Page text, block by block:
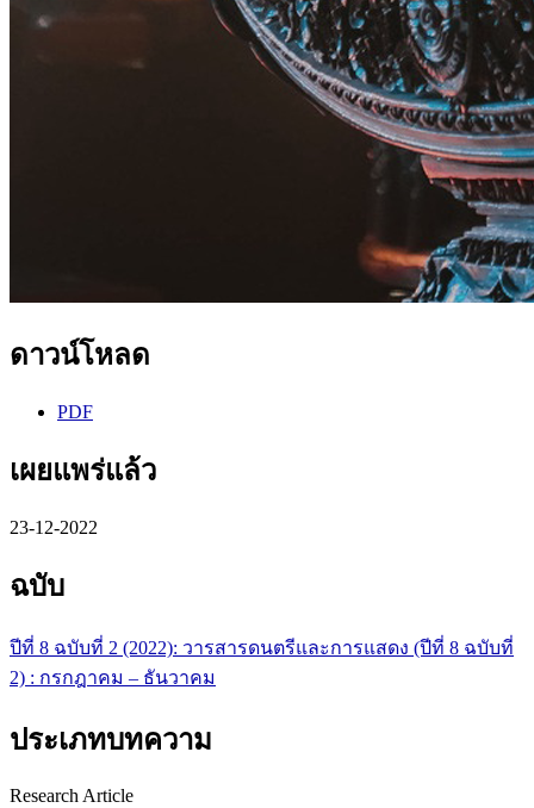
ดาวน์โหลด
PDF
เผยแพร่แล้ว
23-12-2022
ฉบับ
ปีที่ 8 ฉบับที่ 2 (2022): วารสารดนตรีและการแสดง (ปีที่ 8 ฉบับที่
2) : กรกฎาคม – ธันวาคม
ประเภทบทความ
Research Article